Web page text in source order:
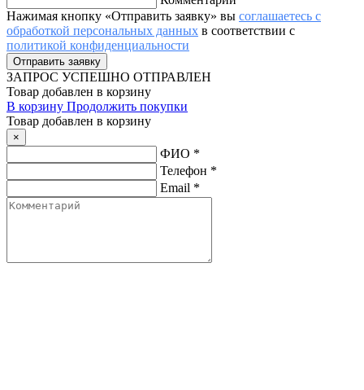
Нажимая кнопку «Отправить заявку» вы соглашаетесь с
обработкой персональных данных в соответствии с
политикой конфиденциальности
ЗАПРОС УСПЕШНО ОТПРАВЛЕН
Товар добавлен в корзину
В корзину Продолжить покупки
Товар добавлен в корзину
×
ФИО *
Телефон *
Email *